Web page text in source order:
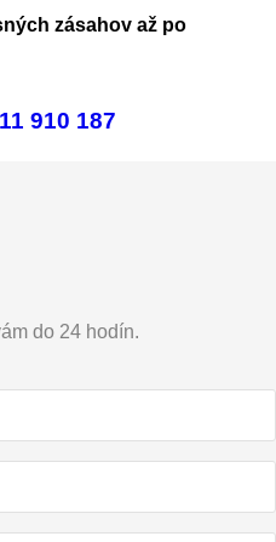
zásahov až po
910 187
do 24 hodín.